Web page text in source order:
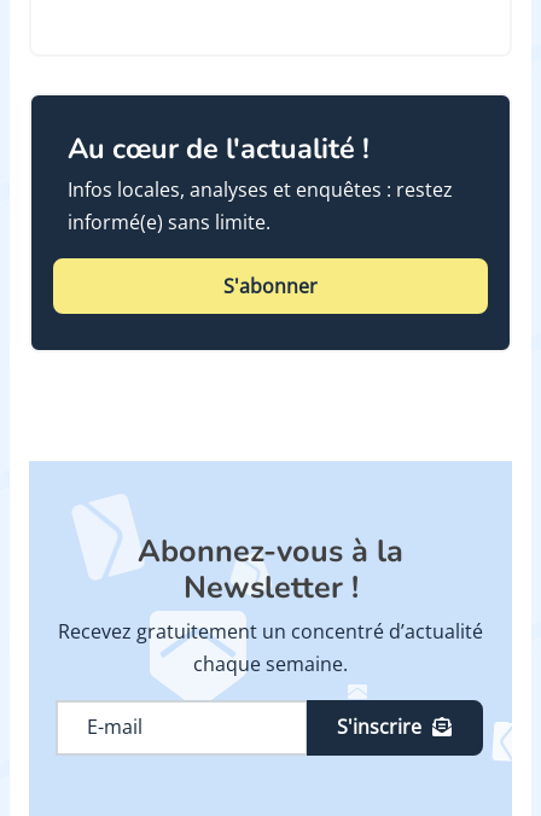
Au cœur de l'actualité !
Infos locales, analyses et enquêtes : restez
informé(e) sans limite.
S'abonner
Abonnez-vous à la
Newsletter !
Recevez gratuitement un concentré d’actualité
chaque semaine.
S'inscrire